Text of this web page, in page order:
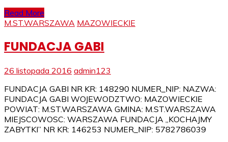
Read More
M.ST.WARSZAWA MAZOWIECKIE
FUNDACJA GABI
26 listopada 2016 admin123
FUNDACJA GABI NR KR: 148290 NUMER_NIP: NAZWA:
FUNDACJA GABI WOJEWODZTWO: MAZOWIECKIE
POWIAT: M.ST.WARSZAWA GMINA: M.ST.WARSZAWA
MIEJSCOWOSC: WARSZAWA FUNDACJA „KOCHAJMY
ZABYTKI” NR KR: 146253 NUMER_NIP: 5782786039